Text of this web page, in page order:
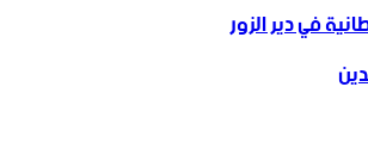
في دير الزور